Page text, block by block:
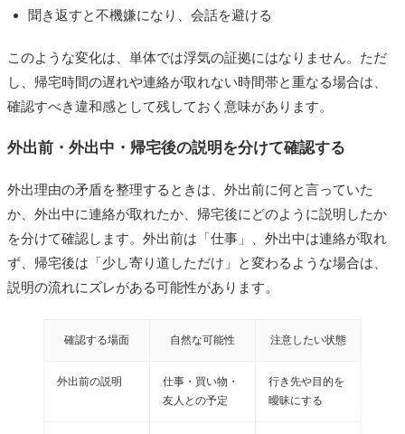
聞き返すと不機嫌になり、会話を避ける
このような変化は、単体では浮気の証拠にはなりません。ただ
し、帰宅時間の遅れや連絡が取れない時間帯と重なる場合は、
確認すべき違和感として残しておく意味があります。
外出前・外出中・帰宅後の説明を分けて確認する
外出理由の矛盾を整理するときは、外出前に何と言っていた
か、外出中に連絡が取れたか、帰宅後にどのように説明したか
を分けて確認します。外出前は「仕事」、外出中は連絡が取れ
ず、帰宅後は「少し寄り道しただけ」と変わるような場合は、
説明の流れにズレがある可能性があります。
確認する場面 自然な可能性 注意したい状態
外出前の説明
仕事・買い物・
友人との予定
行き先や目的を
曖昧にする